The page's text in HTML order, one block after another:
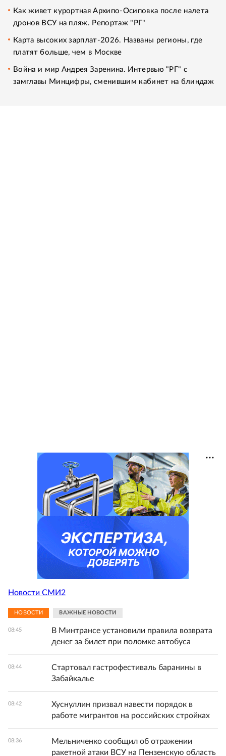
Как живет курортная Архипо-Осиповка после налета
дронов ВСУ на пляж. Репортаж "РГ"
Карта высоких зарплат-2026. Названы регионы, где
платят больше, чем в Москве
Война и мир Андрея Заренина. Интервью "РГ" с
замглавы Минцифры, сменившим кабинет на блиндаж
Новости СМИ2
НОВОСТИ ВАЖНЫЕ НОВОСТИ
08:45
В Минтрансе установили правила возврата
денег за билет при поломке автобуса
08:44
Стартовал гастрофестиваль баранины в
Забайкалье
08:42
Хуснуллин призвал навести порядок в
работе мигрантов на российских стройках
08:36
Мельниченко сообщил об отражении
ракетной атаки ВСУ на Пензенскую область